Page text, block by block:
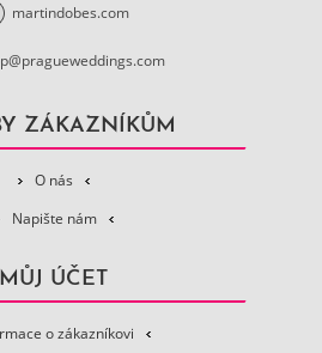
martindobes.com
ZÁKAZNÍKŮM
O nás
Napište nám
MŮJ ÚČET
o zákazníkovi